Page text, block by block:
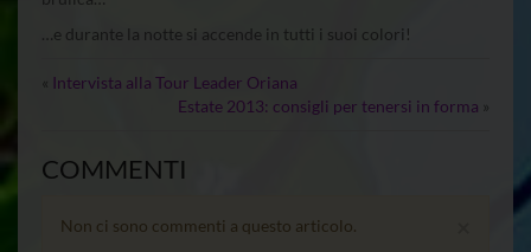
…e durante la notte si accende in tutti i suoi colori!
« Intervista alla Tour Leader Oriana
Estate 2013: consigli per tenersi in forma »
COMMENTI
Non ci sono commenti a questo articolo.